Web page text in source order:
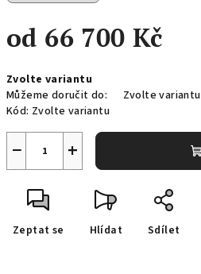
od 66 700 Kč
cena:
Zvolte variantu
Můžeme doručit do:
Zvolte variantu
Kód: Zvolte variantu
+
−
Zeptat se Hlídat Sdílet